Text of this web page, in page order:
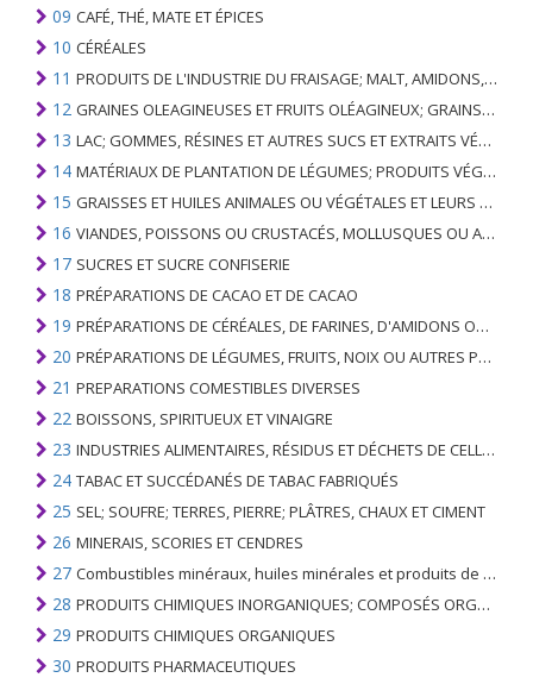
09 CAFÉ, THÉ, MATE ET ÉPICES
10 CÉRÉALES
11 PRODUITS DE L'INDUSTRIE DU FRAISAGE; MALT, AMIDONS, INULINE, GLUTEN DE BLÉ
12 GRAINES OLEAGINEUSES ET FRUITS OLÉAGINEUX; GRAINS DIVERS, GRAINES ET FRUITS, PLANTES INDUSTRIELLES OU MÉDICINALES; PAILLE ET FOURRAGE
13 LAC; GOMMES, RÉSINES ET AUTRES SUCS ET EXTRAITS VÉGÉTAUX
14 MATÉRIAUX DE PLANTATION DE LÉGUMES; PRODUITS VÉGÉTAUX NON DÉNOMMÉS NI COMPRIS AILLEURS
15 GRAISSES ET HUILES ANIMALES OU VÉGÉTALES ET LEURS PRODUITS DE CLIVAGE; GRAISSES ANIMALES PRÉPARÉES; CIRES ANIMALES OU VÉGÉTALES
16 VIANDES, POISSONS OU CRUSTACÉS, MOLLUSQUES OU AUTRES INVERTÉBRÉS AQUATIQUES; PRÉPARATIONS DE CELLES-CI
17 SUCRES ET SUCRE CONFISERIE
18 PRÉPARATIONS DE CACAO ET DE CACAO
19 PRÉPARATIONS DE CÉRÉALES, DE FARINES, D'AMIDONS OU DE LAIT; PRODUITS DE PATISSERIE
20 PRÉPARATIONS DE LÉGUMES, FRUITS, NOIX OU AUTRES PARTIES DE PLANTES
21 PREPARATIONS COMESTIBLES DIVERSES
22 BOISSONS, SPIRITUEUX ET VINAIGRE
23 INDUSTRIES ALIMENTAIRES, RÉSIDUS ET DÉCHETS DE CELLES-CI; FOURRAGE ANIMAL PRÉPARÉ
24 TABAC ET SUCCÉDANÉS DE TABAC FABRIQUÉS
25 SEL; SOUFRE; TERRES, PIERRE; PLÂTRES, CHAUX ET CIMENT
26 MINERAIS, SCORIES ET CENDRES
27 Combustibles minéraux, huiles minérales et produits de leur distillation; SUBSTANCES BITUMINEUSES; CIRES MINÉRALES
28 PRODUITS CHIMIQUES INORGANIQUES; COMPOSÉS ORGANIQUES ET INORGANIQUES DE MÉTAUX PRÉCIEUX; DE MÉTAUX DES TERRES RARES, D'ÉLÉMENTS RADIOACTIFS ET D'ISOTOPES
29 PRODUITS CHIMIQUES ORGANIQUES
30 PRODUITS PHARMACEUTIQUES